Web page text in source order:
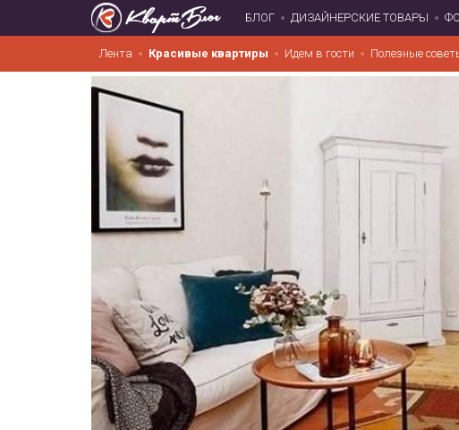
БЛОГ ДИЗАЙНЕРСКИЕ ТОВАРЫ
Лента Красивые квартиры Идем в гости Полезные